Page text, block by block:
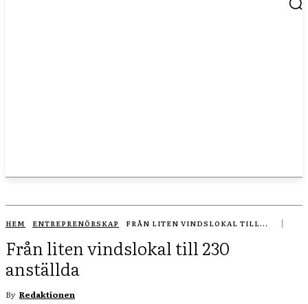
HEM ENTREPRENÖRSKAP FRÅN LITEN VINDSLOKAL TILL...
Från liten vindslokal till 230
anställda
By Redaktionen